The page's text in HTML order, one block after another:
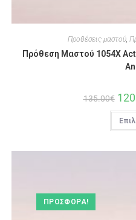
Προθέσεις μαστού,
Πρόθεση Μαστού 1054Χ
135.00€
ΠΡΟΣΦΟΡΆ!